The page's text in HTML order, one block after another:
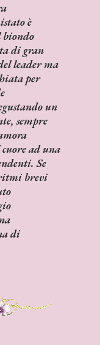
è
di gran
leader ma
per
un
sempre
ad una
Se
brevi
di